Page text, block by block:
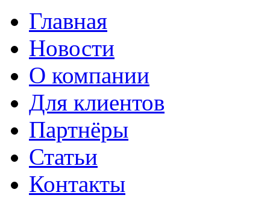
Главная
Новости
О компании
Для клиентов
Партнёры
Статьи
Контакты